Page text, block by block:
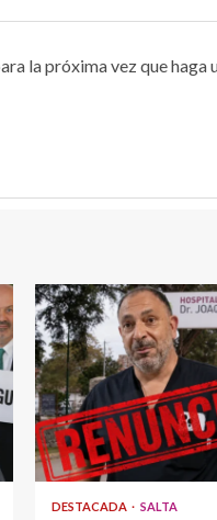
la próxima vez que haga
DESTACADA SALTA